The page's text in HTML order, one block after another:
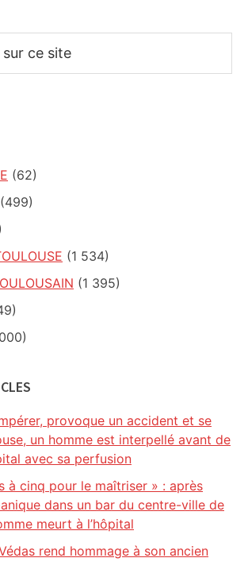
(62)
(499)
(1 534)
(1 395)
provoque un accident et se
un homme est interpellé avant de
avec sa perfusion
à cinq pour le maîtriser » : après
dans un bar du centre-ville de
meurt à l’hôpital
rend hommage à son ancien